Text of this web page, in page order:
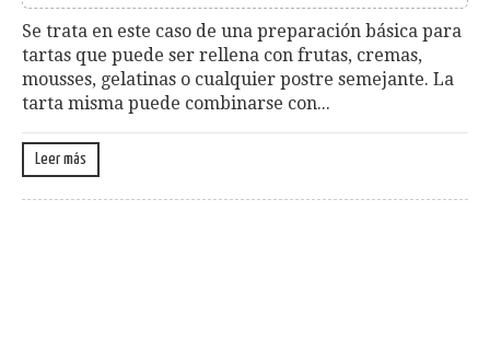
Se trata en este caso de una preparación básica para
tartas que puede ser rellena con frutas, cremas,
mousses, gelatinas o cualquier postre semejante. La
tarta misma puede combinarse con...
Leer más